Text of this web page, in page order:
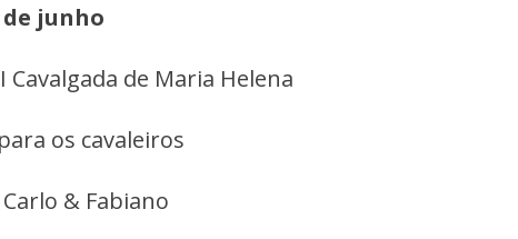
de junho
Cavalgada de Maria Helena
os cavaleiros
& Fabiano